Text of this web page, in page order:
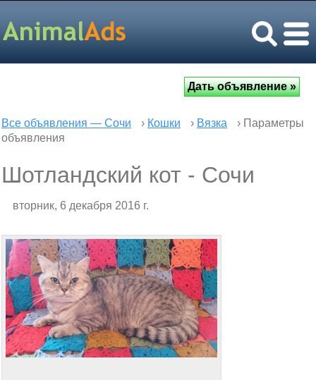
Все объявления — Сочи › Кошки › Вязка
› Параметры
объявления
Шотландский кот - Сочи
вторник, 6 декабря 2016 г.